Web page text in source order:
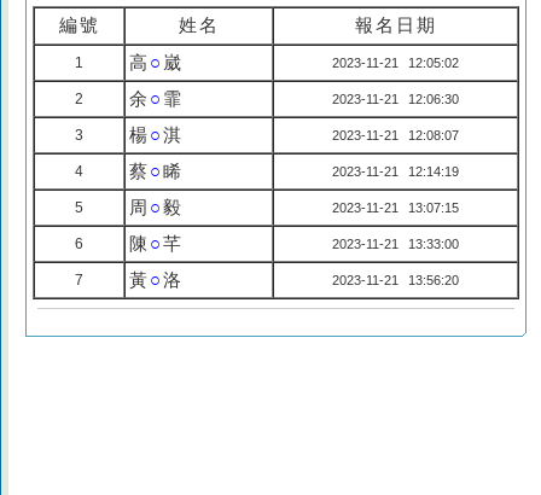
編號 姓名 報名日期
1 高 ○ 崴 2023-11-21 12:05:02
2 余 ○ 霏 2023-11-21 12:06:30
3 楊○淇 2023-11-21 12:08:07
4 蔡○睎 2023-11-21 12:14:19
5 周 ○毅 2023-11-21 13:07:15
6 陳 ○芊 2023-11-21 13:33:00
7 黃○洛 2023-11-21 13:56:20